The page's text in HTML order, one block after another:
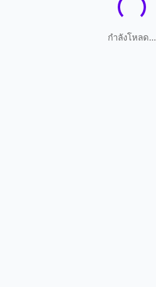
กำลังโหลด...